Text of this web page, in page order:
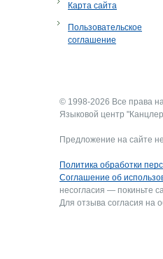
Карта сайта
Пользовательское
соглашение
© 1998-2026 Все права
Языковой центр
Предложение на сайте
Политика обработки
Соглашение об
несогласия — покиньте
Для отзыва согласия на